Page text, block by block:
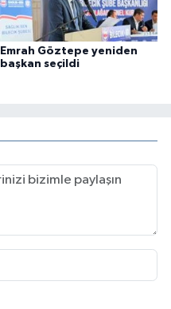
Emrah Göztepe yeniden
başkan seçildi